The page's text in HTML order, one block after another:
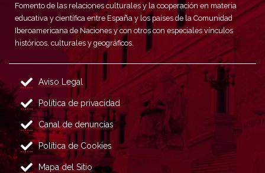
Fomento de las relaciones culturales y la cooperación en materia
educativa y científica entre España y los países de la Comunidad
Iberoamericana de Naciones y con otros con especiales vínculos
históricos, culturales y geográficos.
Aviso Legal
Política de privacidad
Canal de denuncias
Política de Cookies
Mapa del Sitio